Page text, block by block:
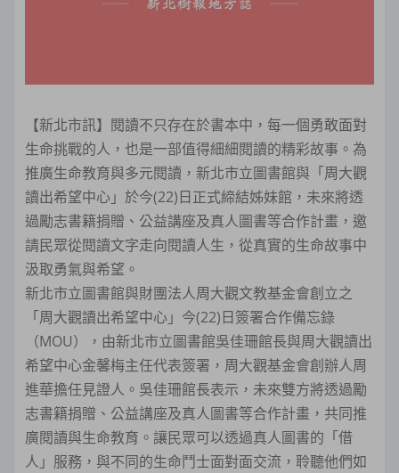
【新北市訊】閱讀不只存在於書本中，每一個勇敢面對
生命挑戰的人，也是一部值得細細閱讀的精彩故事。為
推廣生命教育與多元閱讀，新北市立圖書館與「周大觀
讀出希望中心」於今(22)日正式締結姊妹館，未來將透
過勵志書籍捐贈、公益講座及真人圖書等合作計畫，邀
請民眾從閱讀文字走向閱讀人生，從真實的生命故事中
汲取勇氣與希望。
新北市立圖書館與財團法人周大觀文教基金會創立之
「周大觀讀出希望中心」今(22)日簽署合作備忘錄
（MOU），由新北市立圖書館吳佳珊館長與周大觀讀出
希望中心金馨梅主任代表簽署，周大觀基金會創辦人周
進華擔任見證人。吳佳珊館長表示，未來雙方將透過勵
志書籍捐贈、公益講座及真人圖書等合作計畫，共同推
廣閱讀與生命教育。讓民眾可以透過真人圖書的「借
人」服務，與不同的生命鬥士面對面交流，聆聽他們如